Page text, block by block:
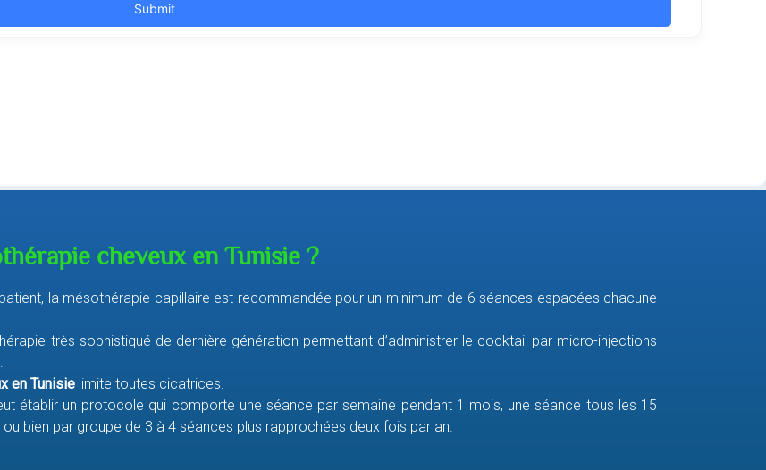
cheveux en Tunisie ?
la mésothérapie capillaire est recommandée pour un minimum de 6 séances espacées chacune
très sophistiqué de dernière génération permettant d’administrer le cocktail par micro-injections
en Tunisie limite toutes cicatrices.
établir un protocole qui comporte une séance par semaine pendant 1 mois, une séance tous les 15
bien par groupe de 3 à 4 séances plus rapprochées deux fois par an.